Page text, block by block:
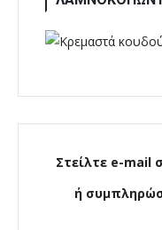
Στείλτε e-mail
ή